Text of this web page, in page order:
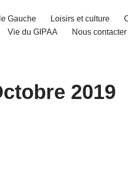
Gauche Loisirs et culture
Vie du GIPAA Nous contacter
2019